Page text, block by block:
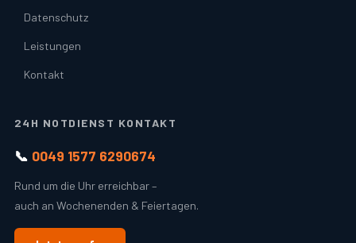
Datenschutz
Leistungen
Kontakt
24H NOTDIENST KONTAKT
📞 0049 1577 6290674
Rund um die Uhr erreichbar –
auch an Wochenenden & Feiertagen.